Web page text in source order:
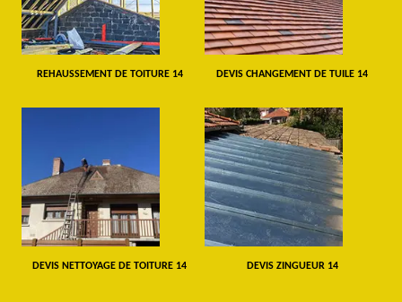
REHAUSSEMENT DE TOITURE 14 DEVIS CHANGEMENT DE TUILE 14
DEVIS NETTOYAGE DE TOITURE 14 DEVIS ZINGUEUR 14